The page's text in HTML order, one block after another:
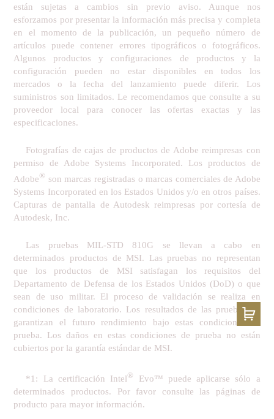
están sujetas a cambios sin previo aviso. Aunque nos
esforzamos por presentar la información más precisa y completa
en el momento de la publicación, un pequeño número de
artículos puede contener errores tipográficos o fotográficos.
Algunos productos y configuraciones de productos y la
configuración pueden no estar disponibles en todos los
mercados o la fecha del lanzamiento puede diferir. Los
suministros son limitados. Le recomendamos que consulte a su
proveedor local para conocer las ofertas exactas y las
especificaciones.
Fotografías de cajas de productos de Adobe reimpresas con
permiso de Adobe Systems Incorporated. Los productos de
Adobe® son marcas registradas o marcas comerciales de Adobe
Systems Incorporated en los Estados Unidos y/o en otros países.
Capturas de pantalla de Autodesk reimpresas por cortesía de
Autodesk, Inc.
Las pruebas MIL-STD 810G se llevan a cabo en
determinados productos de MSI. Las pruebas no representan
que los productos de MSI satisfagan los requisitos del
Departamento de Defensa de los Estados Unidos (DoD) o que
sean de uso militar. El proceso de validación se realiza en
condiciones de laboratorio. Los resultados de las pruebas no
garantizan el futuro rendimiento bajo estas condiciones de
prueba. Los daños en estas condiciones de prueba no están
cubiertos por la garantía estándar de MSI.
*1: La certificación Intel®
Evo™ puede aplicarse sólo a
determinados productos. Por favor consulte las páginas de
producto para mayor información.